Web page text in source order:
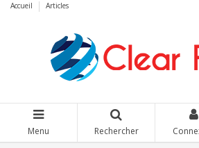
Accueil Articles
Menu Rechercher